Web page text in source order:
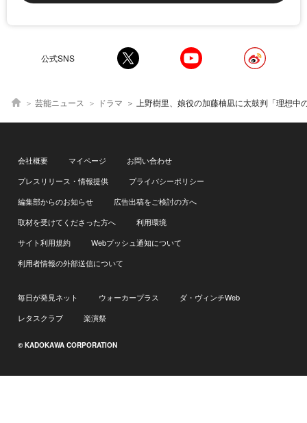
公式SNS
芸能ニュース ドラマ 上野樹里、娘役の加藤柚凪に太鼓判「理想中の理想を超えてい
会社概要 マイページ
お問い合わせ
プレスリリース・情報提供
プライバシーポリシー
編集部からのお知らせ
広告出稿をご検討の方へ
取材を受けてくださった方へ
利用環境
サイト利用規約
Webプッシュ通知について
利用者情報の外部送信について
毎日が発見ネット ウォーカープラス
ダ・ヴィンチWeb
レタスクラブ
楽演祭
© KADOKAWA CORPORATION